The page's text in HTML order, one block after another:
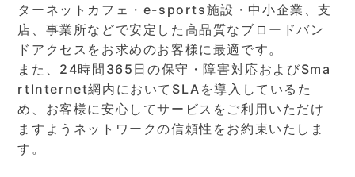
ターネットカフェ・e-sports施設・中小企業、支
店、事業所などで安定した高品質なブロードバン
ドアクセスをお求めのお客様に最適です。
また、24時間365日の保守・障害対応およびSma
rtInternet網内においてSLAを導入しているた
め、お客様に安心してサービスをご利用いただけ
ますようネットワークの信頼性をお約束いたしま
す。